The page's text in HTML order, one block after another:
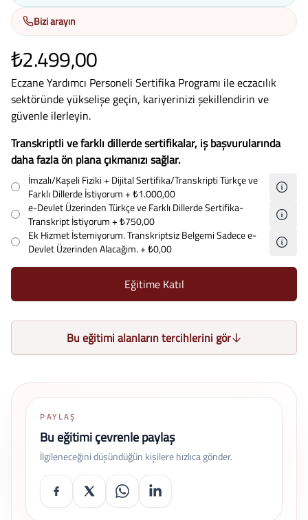
Bizi arayın
₺2.499,00
Eczane Yardımcı Personeli Sertifika Programı ile eczacılık
sektöründe yükselişe geçin, kariyerinizi şekillendirin ve
güvenle ilerleyin.
Transkriptli ve farklı dillerde sertifikalar, iş başvurularında
daha fazla ön plana çıkmanızı sağlar.
İmzalı/Kaşeli Fiziki + Dijital Sertifika/Transkripti Türkçe ve
Farklı Dillerde İstiyorum+ ₺1.000,00
e-Devlet Üzerinden Türkçe ve Farklı Dillerde Sertifika-
Transkript İstiyorum+ ₺750,00
Ek Hizmet İstemiyorum. Transkriptsiz Belgemi Sadece e-
Devlet Üzerinden Alacağım.+ ₺0,00
Eğitime Katıl
Bu eğitimi alanların tercihlerini gör
PAYLAŞ
Bu eğitimi çevrenle paylaş
İlgileneceğini düşündüğün kişilere hızlıca gönder.